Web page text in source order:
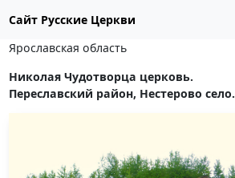
Сайт Русские Церкви
Ярославская область
Николая Чудотворца церковь.
Переславский район, Нестерово село.